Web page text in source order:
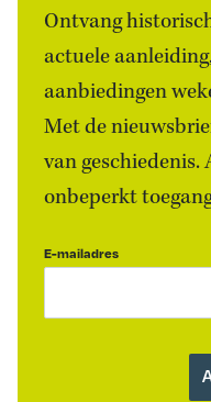
Ontvang
actuele
aanbiedingen
Met de
van geschiedenis.
onbeperkt
E-mailadres